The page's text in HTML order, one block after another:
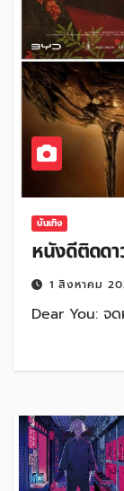
บันเทิง
หนังดีติดด
1 สิงหาคม
Dear You: จ